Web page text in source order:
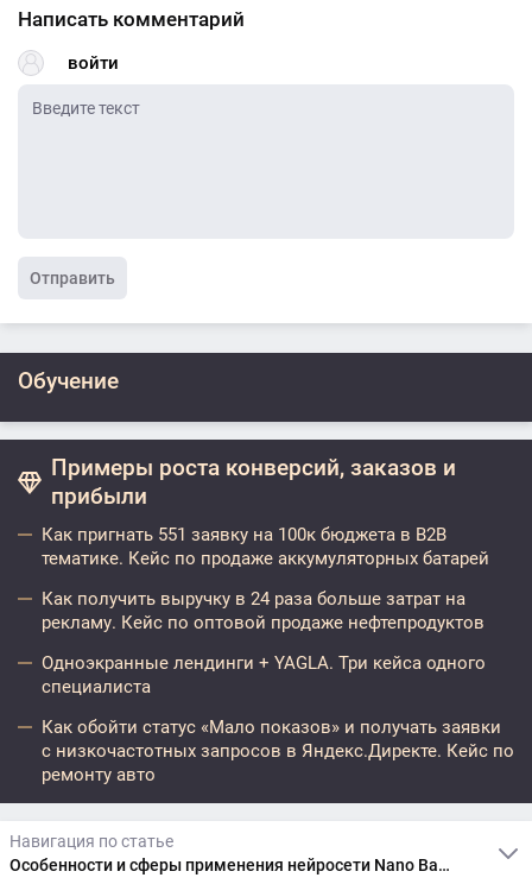
Написать комментарий
войти
Отправить
Обучение
Примеры роста конверсий, заказов и
прибыли
Как пригнать 551 заявку на 100к бюджета в B2B
тематике. Кейс по продаже аккумуляторных батарей
Как получить выручку в 24 раза больше затрат на
рекламу. Кейс по оптовой продаже нефтепродуктов
Одноэкранные лендинги + YAGLA. Три кейса одного
специалиста
Как обойти статус «Мало показов» и получать заявки
с низкочастотных запросов в Яндекс.Директе. Кейс по
ремонту авто
Навигация по статье
Особенности и сферы применения нейросети Nano Banana